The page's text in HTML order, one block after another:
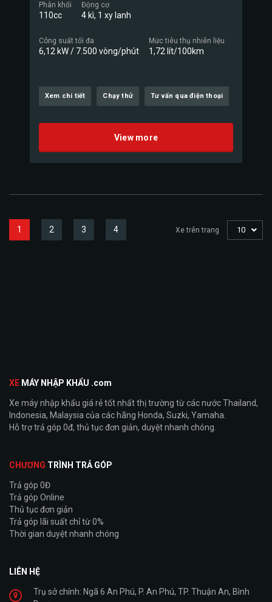
Phân khối
110cc
Động cơ
4 kì, 1 xy lanh
Công suất tối đa
6,12 kW / 7.500 vòng/phút
Mức tiêu thụ nhiên liệu
1,72 lít/100km
Xem chi tiết Chạy thử Tư vấn qua điện thoại
View more
1 2 3 4 Xe trên trang 10
XE MÁY NHẬP KHẨU .com
Xe máy nhập khẩu giá rẻ tốt nhất thị trường từ các nước Thailand,
Indonesia, Malaysia của các hãng Honda, Suzki, Yamaha.
Hỗ trợ trả góp 0đ, thủ tục đơn giản, duyệt nhanh chóng.
CHƯƠNG TRÌNH TRẢ GÓP
Trả góp 0Đ
Trả góp Online
Thủ tục đơn giản
Trả góp lãi suất chỉ từ 0%
Thời gian duyệt nhanh chóng
LIÊN HỆ
Trụ sở chính: Ngã 6 An Phú, P. An Phú, TP. Thuận An, Bình